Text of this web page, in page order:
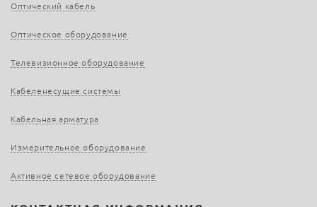
Оптический кабель
Оптическое оборудование
Телевизионное оборудование
Кабеленесущие системы
Кабельная арматура
Измерительное оборудование
Активное сетевое оборудование